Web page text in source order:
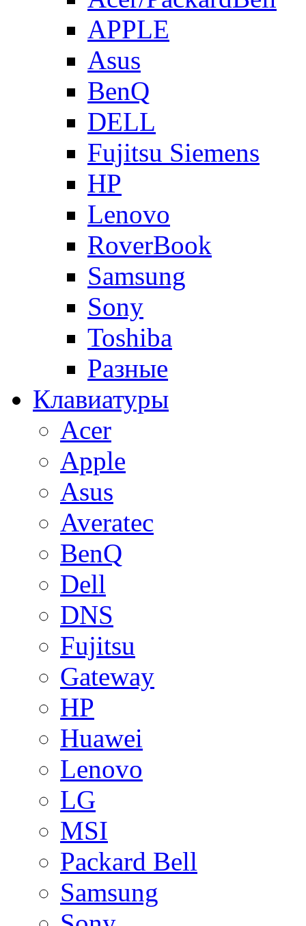
APPLE
Asus
BenQ
DELL
Fujitsu Siemens
HP
Lenovo
RoverBook
Samsung
Sony
Toshiba
Разные
Клавиатуры
Acer
Apple
Asus
Averatec
BenQ
Dell
DNS
Fujitsu
Gateway
HP
Huawei
Lenovo
LG
MSI
Packard Bell
Samsung